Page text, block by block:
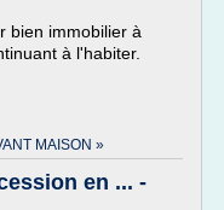
bien immobilier à
à l'habiter.
MAISON »
en ... -